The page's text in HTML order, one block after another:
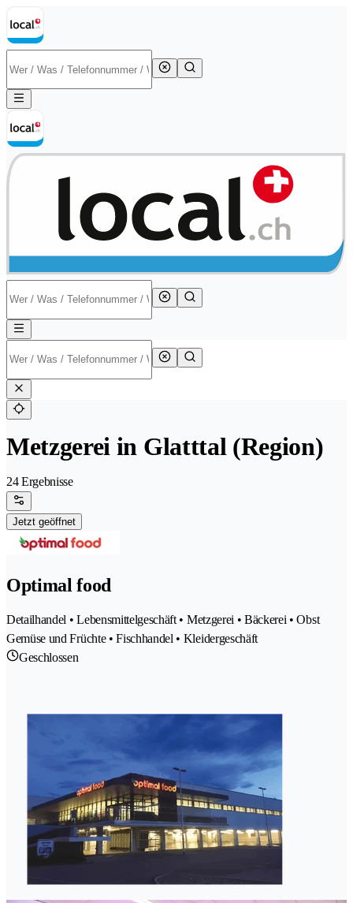
Metzgerei in Glatttal (Region)
24 Ergebnisse
Jetzt geöffnet
Optimal food
Detailhandel • Lebensmittelgeschäft • Metzgerei • Bäckerei • Obst
Gemüse und Früchte • Fischhandel • Kleidergeschäft
Geschlossen